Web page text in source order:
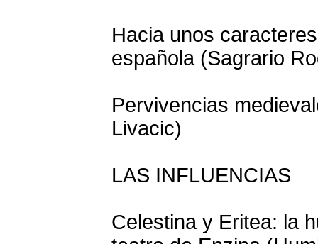
Hacia unos
española (Sagrario
Pervivencias
Livacic)
LAS INFLUENCIAS
Celestina y Eritea: la